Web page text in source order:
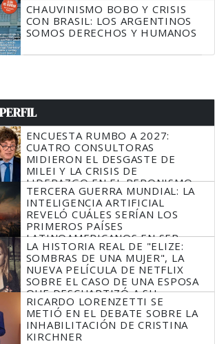
CHAUVINISMO BOBO Y CRISIS
CON BRASIL: LOS ARGENTINOS
SOMOS DERECHOS Y HUMANOS
ENCUESTA RUMBO A 2027:
CUATRO CONSULTORAS
MIDIERON EL DESGASTE DE
MILEI Y LA CRISIS DE
LIDERAZGO EN EL PERONISMO
TERCERA GUERRA MUNDIAL: LA
INTELIGENCIA ARTIFICIAL
REVELÓ CUÁLES SERÍAN LOS
PRIMEROS PAÍSES
LATINOAMERICANOS EN SER
DERROTADOS
LA HISTORIA REAL DE "ELIZE:
SOMBRAS DE UNA MUJER", LA
NUEVA PELÍCULA DE NETFLIX
SOBRE EL CASO DE UNA ESPOSA
QUE DESCUARTIZÓ A SU
MARIDO
RICARDO LORENZETTI SE
METIÓ EN EL DEBATE SOBRE LA
INHABILITACIÓN DE CRISTINA
KIRCHNER